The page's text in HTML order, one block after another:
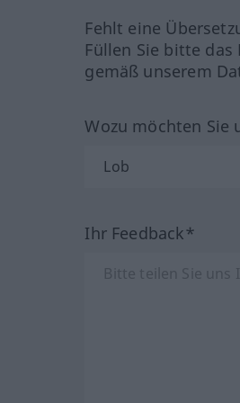
Fehlt eine
Füllen Sie bitte
gemäß unserem
Wozu möchten Sie
Ihr Feedback*